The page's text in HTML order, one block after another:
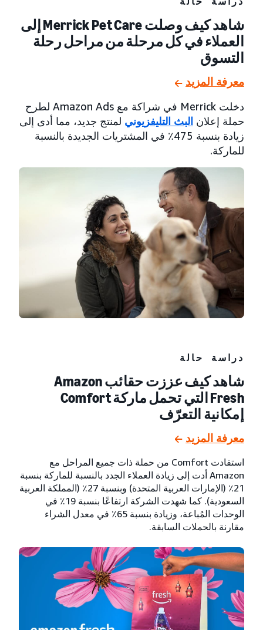
شاهد كيف وصلت Merrick Pet Care إلى
العملاء في كل مرحلة من مراحل رحلة
التسوق
معرفة المزيد
دخلت Merrick في شراكة مع Amazon Ads لطرح
حملة إعلان البث التليفزيوني لمنتج جديد، مما أدى إلى
زيادة بنسبة 475٪ في المشتريات الجديدة بالنسبة
للماركة.
دراسة حالة
شاهد كيف عززت حقائب Amazon
Fresh التي تحمل ماركة Comfort
إمكانية التعرّف
معرفة المزيد
استفادت Comfort من حملة ذات جميع المراحل مع
Amazon أدت إلى زيادة العملاء الجدد بالنسبة للماركة بنسبة
21٪ (الإمارات العربية المتحدة) وبنسبة 27٪ (المملكة العربية
السعودية). كما شهدت الشركة ارتفاعًا بنسبة 19٪ في
الوحدات المُباعة، وزيادة بنسبة 65٪ في معدل الشراء
مقارنة بالحملات السابقة.